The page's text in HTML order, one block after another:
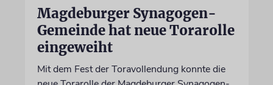
Magdeburger Synagogen-
Gemeinde hat neue Torarolle
eingeweiht
Mit dem Fest der Toravollendung konnte die